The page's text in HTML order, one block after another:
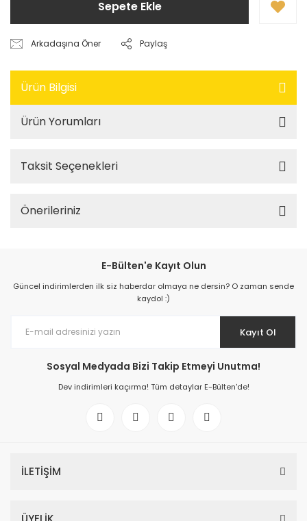
Sepete Ekle
Arkadaşına Öner Paylaş
Ürün Bilgisi
Ürün Yorumları
Taksit Seçenekleri
Önerileriniz
E-Bülten'e Kayıt Olun
Güncel indirimlerden ilk siz haberdar olmaya ne dersin? O zaman sende
kaydol :)
Kayıt Ol
Sosyal Medyada Bizi Takip Etmeyi Unutma!
Dev indirimleri kaçırma! Tüm detaylar E-Bülten'de!
İLETİŞİM